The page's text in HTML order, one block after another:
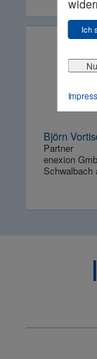
Ich
Björn
Partner
enexion
Schwalbach